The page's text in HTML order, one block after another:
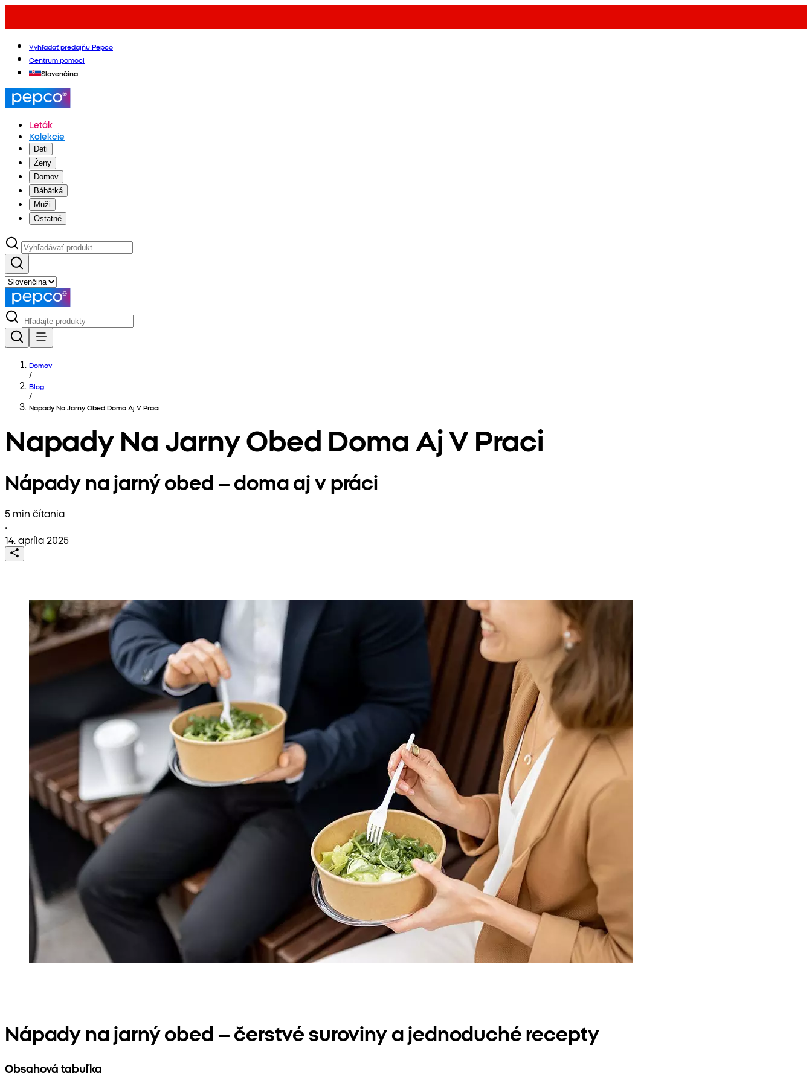
Vyhľadať predajňu Pepco
Centrum pomoci
Slovenčina
Leták
Kolekcie
Deti
Ženy
Domov
Bábätká
Muži
Ostatné
Domov
/
Blog
/
Napady Na Jarny Obed Doma Aj V Praci
Napady Na Jarny Obed Doma Aj V Praci
Nápady na jarný obed – doma aj v práci
5 min čítania
•
14. apríla 2025
Nápady na jarný obed – čerstvé suroviny a jednoduché recepty
Obsahová tabuľka